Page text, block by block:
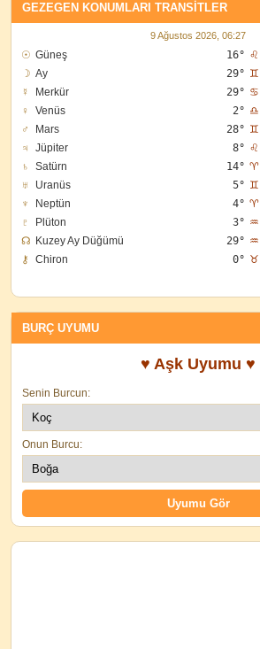
GEZEGEN KONUMLARI TRANSITLER
9 Ağustos 2026, 06:27
☉ Güneş 16° ♌
☽ Ay 29° ♊
☿
Merkür 29° ♋
♀
Venüs 2° ♎
♂
Mars 28° ♊
♃
Jüpiter 8° ♌
♄
Satürn 14° ♈
♅
Uranüs 5° ♊
♆
Neptün 4° ♈
♇
Plüton 3° ♒
☊ Kuzey Ay Düğümü 29° ♒
⚷
Chiron 0° ♉
BURÇ UYUMU
♥ Aşk Uyumu ♥
Senin Burcun:
Onun Burcu: